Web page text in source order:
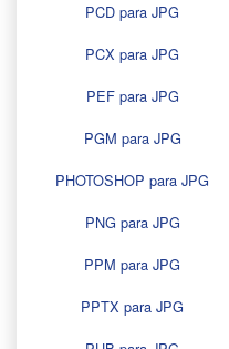
PCD para JPG
PCX para JPG
PEF para JPG
PGM para JPG
PHOTOSHOP para JPG
PNG para JPG
PPM para JPG
PPTX para JPG